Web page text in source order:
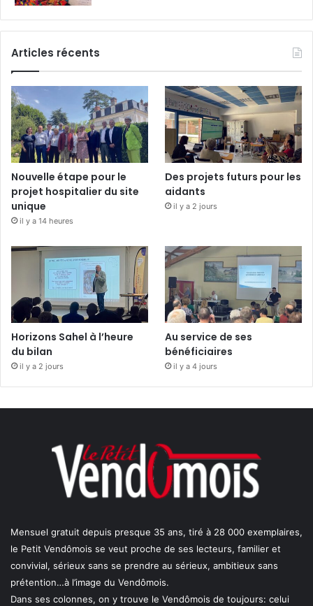
Articles récents
Nouvelle étape pour le
projet hospitalier du site
unique
il y a 14 heures
Des projets futurs pour les
aidants
il y a 2 jours
Horizons Sahel à l’heure
du bilan
il y a 2 jours
Au service de ses
bénéficiaires
il y a 4 jours
Mensuel gratuit depuis presque 35 ans, tiré à 28 000 exemplaires,
le Petit Vendômois se veut proche de ses lecteurs, familier et
convivial, sérieux sans se prendre au sérieux, ambitieux sans
prétention…à l’image du Vendômois.
Dans ses colonnes, on y trouve le Vendômois de toujours: celui